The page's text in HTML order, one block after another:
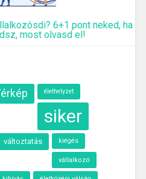
6+1 pont neked, ha
most olvasd el!
élethelyzet
siker
változtatás kiégés
vállalkozó